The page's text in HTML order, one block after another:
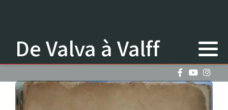
De Valva à Valff